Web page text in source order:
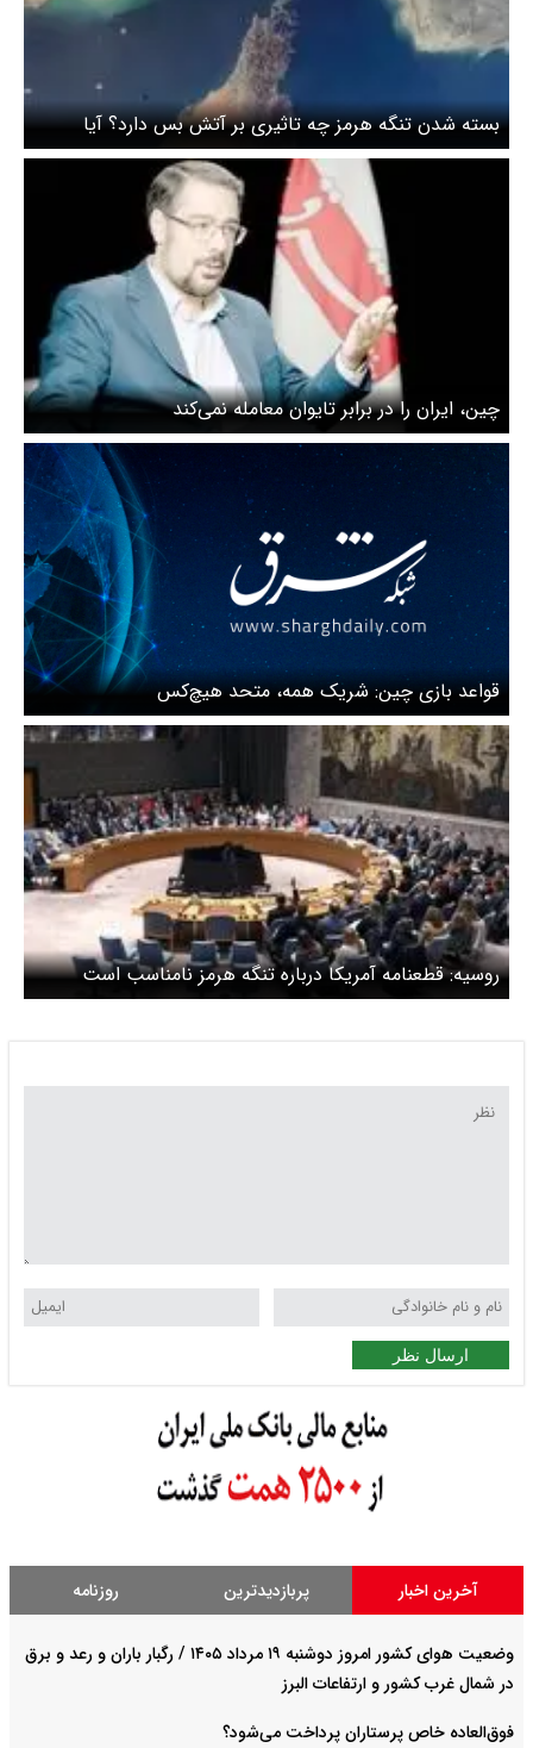
بسته شدن تنگه هرمز چه تاثیری بر آتش بس دارد؟ آیا
احتمال دارد دوباره جنگ آغاز شود؟
چین، ایران را در برابر تایوان معامله نمی‌کند
قواعد بازی چین: شریک همه، متحد هیچ‌کس
روسیه: قطعنامه آمریکا درباره تنگه هرمز نامناسب است
ارسال نظر
آخرین اخبار پربازدیدترین روزنامه
وضعیت هوای کشور امروز دوشنبه ۱۹ مرداد ۱۴۰۵ / رگبار باران و رعد و برق
در شمال غرب کشور و ارتفاعات البرز
فوق‌العاده خاص پرستاران پرداخت می‌شود‌؟